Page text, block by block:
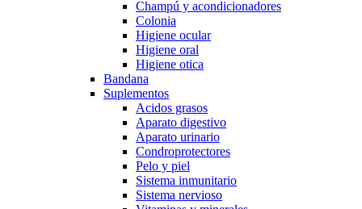
Champú y acondicionadores
Colonia
Higiene ocular
Higiene oral
Higiene otica
Bandana
Suplementos
Acidos grasos
Aparato digestivo
Aparato urinario
Condroprotectores
Pelo y piel
Sistema inmunitario
Sistema nervioso